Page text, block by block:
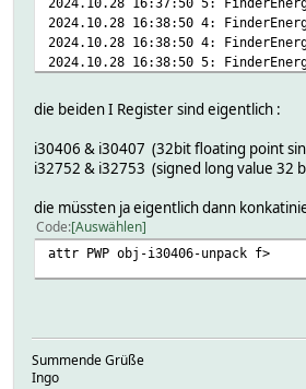
2024.10.28 16:38:50 4:
2024.10.28 16:38:50 4:
2024.10.28 16:38:50 5:
2024.10.28 16:38:50 5:
2024.10.28 16:38:50 5:
2024.10.28 16:38:50 4:
2024.10.28 16:39:50 4:
die beiden I Register sind eigentlich :
i30406 & i30407 (32bit floating point
i32752 & i32753 (signed long value 32
die müssten ja eigentlich dann
Code Auswählen
attr PWP obj-i30406-unpack f>
Summende Grüße
Ingo